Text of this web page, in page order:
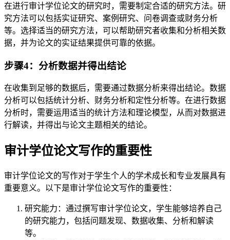
在进行审计学位论文的研究时，需要制定合适的研究方法。研
究方法可以包括实证研究、案例研究、问卷调查或财务分析
等。选择适当的研究方法，可以帮助研究者收集和分析相关数
据，并为论文的实证结果提供可靠的依据。
步骤4：分析数据并得出结论
在收集到足够的数据后，需要通过数据分析来得出结论。数据
分析可以包括统计分析、财务分析和定性分析等。在进行数据
分析时，需要运用适当的统计方法和理论模型，从而对数据进
行解读，并得出与论文主题相关的结论。
审计学位论文写作的重要性
审计学位论文的写作对于学生个人的学术成长和专业发展具有
重要意义。以下是审计学位论文写作的重要性：
研究能力：通过撰写审计学位论文，学生能够培养自己
的研究能力，包括问题发现、数据收集、分析和解读
等。